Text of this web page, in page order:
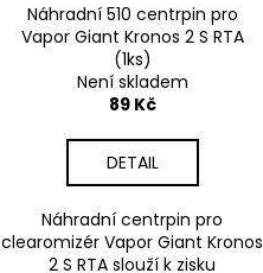
Náhradní 510 centrpin pro
Vapor Giant Kronos 2 S RTA
(1ks)
Není skladem
89 Kč
DETAIL
Náhradní centrpin pro
clearomizér Vapor Giant Kronos
2 S RTA slouží k zisku